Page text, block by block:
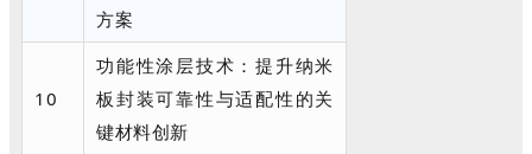
方案
10
功能性涂层技术：提升纳米
板封装可靠性与适配性的关
键材料创新